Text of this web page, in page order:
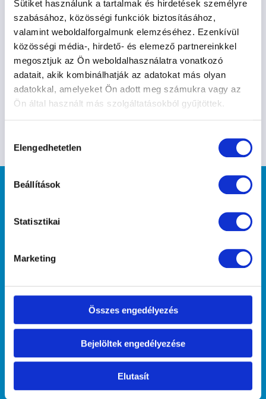
Sütiket használunk a tartalmak és hirdetések személyre
szabásához, közösségi funkciók biztosításához,
valamint weboldalforgalmunk elemzéséhez. Ezenkívül
közösségi média-, hirdető- és elemező partnereinkkel
megosztjuk az Ön weboldalhasználatra vonatkozó
adatait, akik kombinálhatják az adatokat más olyan
adatokkal, amelyeket Ön adott meg számukra vagy az
Ön által használt más szolgáltatásokból gyűjtöttek.
kiválasztása
Elengedhetetlen
Beállítások
Statisztikai
Marketing
Összes engedélyezés
Bejelöltek engedélyezése
Elutasít
kívánjuk önmagunkat, a barátunkra
Kutyaiskoláink
Hajógyári Kutyasuli
Népszigeti Kutyasuli
Kőbányai Kutyasuli